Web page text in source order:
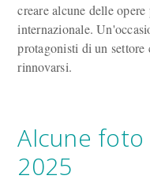
creare alcune delle
internazionale.
protagonisti di un settore
rinnovarsi.
Alcune
2025